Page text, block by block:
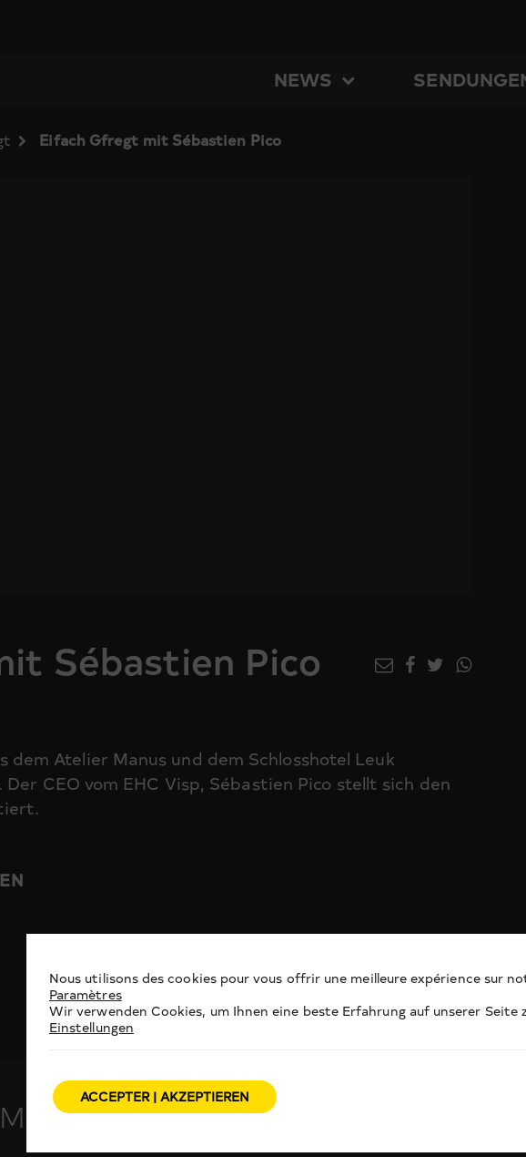
NEWS
Eifach Gfregt mit Sébastien Pico
Sébastien Pico
dem Atelier Manus und dem Schlosshotel Leuk
CEO vom EHC Visp, Sébastien Pico stellt sich den
Nous utilisons des cookies pour vous offrir une meilleure expérience sur
Paramètres
Wir verwenden Cookies, um Ihnen eine beste Erfahrung auf unserer Seite
Einstellungen
ACCEPTER | AKZEPTIEREN